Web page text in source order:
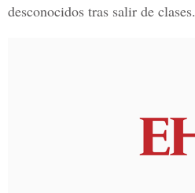
desconocidos tras salir de clases.